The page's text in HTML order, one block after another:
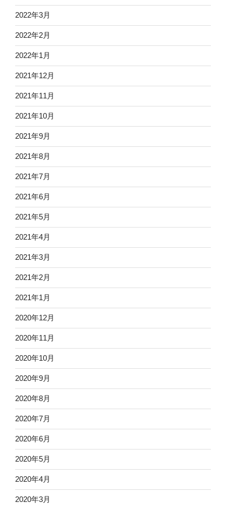
2022年3月
2022年2月
2022年1月
2021年12月
2021年11月
2021年10月
2021年9月
2021年8月
2021年7月
2021年6月
2021年5月
2021年4月
2021年3月
2021年2月
2021年1月
2020年12月
2020年11月
2020年10月
2020年9月
2020年8月
2020年7月
2020年6月
2020年5月
2020年4月
2020年3月